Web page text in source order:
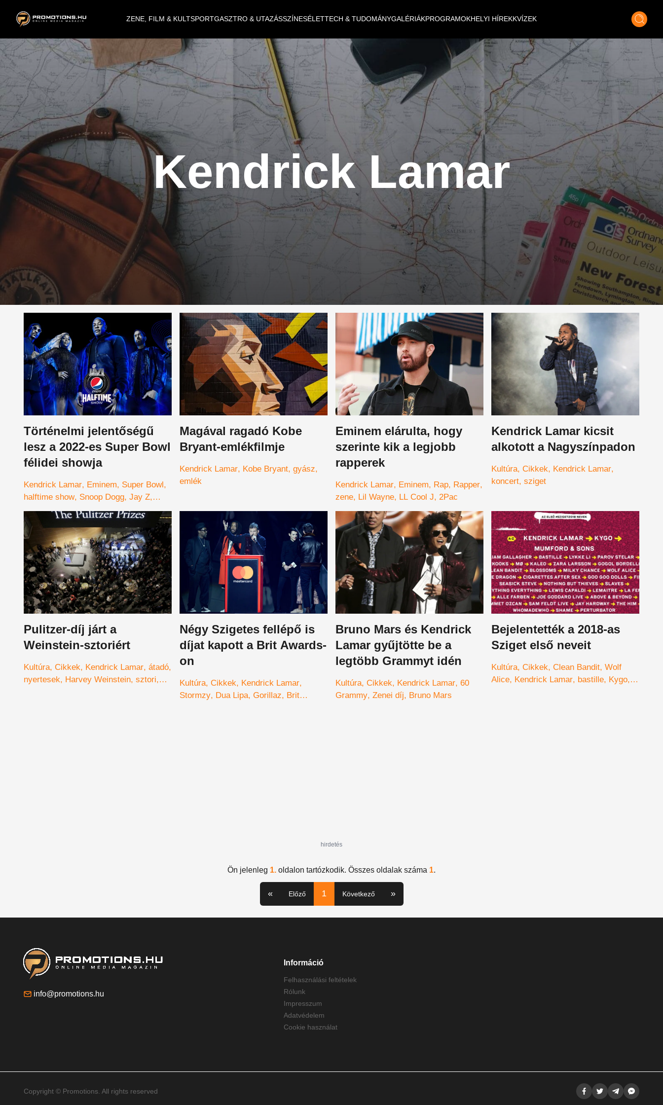
ZENE, FILM & KULTSPORTGASZTRO & UTAZÁSSZÍNESÉLETTECH & TUDOMÁNYGALÉRIÁKPROGRAMOKHELYI HÍREKKVÍZEK
Kendrick Lamar
Történelmi jelentőségű
lesz a 2022-es Super Bowl
félidei showja
Kendrick Lamar Eminem
Super Bowl
halftime show Snoop Dogg Jay Z
Mary J. Blige Dr. Dre
Magával ragadó Kobe
Bryant-emlékfilmje
Kendrick Lamar Kobe Bryant gyász
emlék
Eminem elárulta, hogy
szerinte kik a legjobb
rapperek
Kendrick Lamar Eminem Rap Rapper
zene Lil Wayne LL Cool J 2Pac
Kendrick Lamar kicsit
alkotott a Nagyszínpadon
Kultúra Cikkek
Kendrick Lamar
koncert sziget
Pulitzer-díj járt a
Weinstein-sztoriért
Kultúra Cikkek Kendrick Lamar átadó
nyertesek
Harvey Weinstein sztori
Négy Szigetes fellépő is
díjat kapott a Brit Awards-
on
Kultúra Cikkek
Kendrick Lamar
Stormzy Dua Lipa Gorillaz
Brit
Bruno Mars és Kendrick
Lamar gyűjtötte be a
legtöbb Grammyt idén
Kultúra Cikkek Kendrick Lamar 60
Grammy Zenei díj Bruno Mars
Bejelentették a 2018-as
Sziget első neveit
Kultúra Cikkek Clean Bandit Wolf
Alice Kendrick Lamar bastille Kygo
hirdetés
Ön jelenleg 1. oldalon tartózkodik. Összes oldalak száma 1.
« Előző 1 Következő »
info@promotions.hu
Információ
Felhasználási feltételek
Rólunk
Impresszum
Adatvédelem
Cookie használat
Copyright © Promotions. All rights reserved